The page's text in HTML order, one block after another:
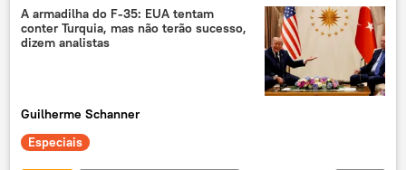
Oriente Médio
Oriente Médio e África
Bab al-Mandeb
houthis
coalizão
Defesa
A armadilha do F-35: EUA tentam
conter Turquia, mas não terão sucesso,
dizem analistas
Guilherme Schanner
Especiais